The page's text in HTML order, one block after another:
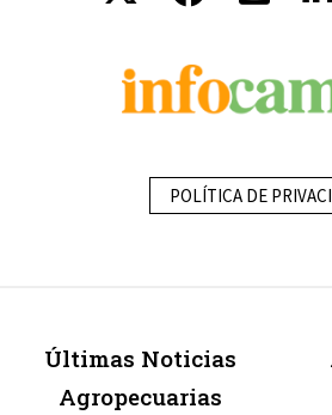
POLÍTICA DE
Últimas Noticias
Agropecuarias